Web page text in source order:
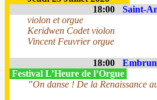
18:00
Saint-
violon et orgue
Keridwen Codet violon
Vincent Feuvrier orgue
18:00
Festival L’Heure de l’Orgue
”On danse ! De la Renaissance